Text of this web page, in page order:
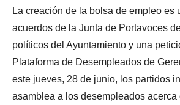
La creación de la bolsa de empleo es
acuerdos de la Junta de Portavoces
políticos del Ayuntamiento y una
Plataforma de Desempleados de
este jueves, 28 de junio, los partidos
asamblea a los desempleados